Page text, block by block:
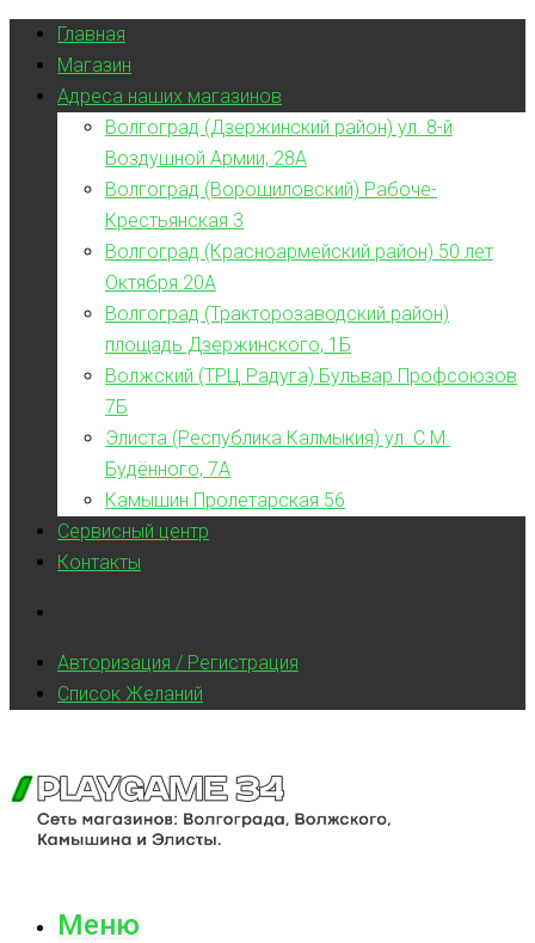
Главная
Магазин
Адреса наших магазинов
Волгоград (Дзержинский район) ул. 8-й
Воздушной Армии, 28А
Волгоград (Ворошиловский) Рабоче-
Крестьянская 3
Волгоград (Красноармейский район) 50 лет
Октября 20А
Волгоград (Тракторозаводский район)
площадь Дзержинского, 1Б
Волжский (ТРЦ Радуга) Бульвар Профсоюзов
7Б
Элиста (Республика Калмыкия) ул. С.М.
Будённого, 7А
Камышин Пролетарская 56
Сервисный центр
Контакты
Авторизация / Регистрация
Список Желаний
Меню